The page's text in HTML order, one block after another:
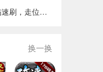
1.76枪灵纵横道零伤速刷，走位技巧全解析
换一换